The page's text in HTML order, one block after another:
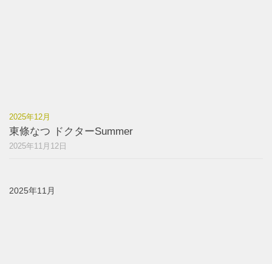
2025年12月
東條なつ ドクターSummer
2025年11月12日
2025年11月